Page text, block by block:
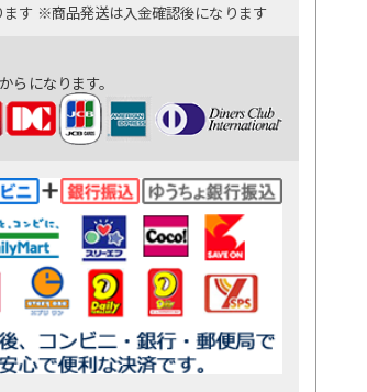
す ※商品発送は入金確認後になります
らになります。